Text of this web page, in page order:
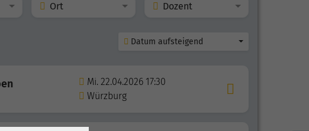
Ort Dozent
Datum aufsteigend
Mi. 22.04.2026 17:30
Würzburg